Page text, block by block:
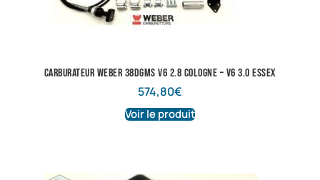
Carburateur Weber 38DGMS V6 2.8 Cologne – V6 3.0 Essex
574,80€
Voir le produit